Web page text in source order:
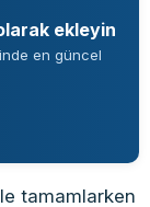
ekleyin
en güncel
tamamlarken